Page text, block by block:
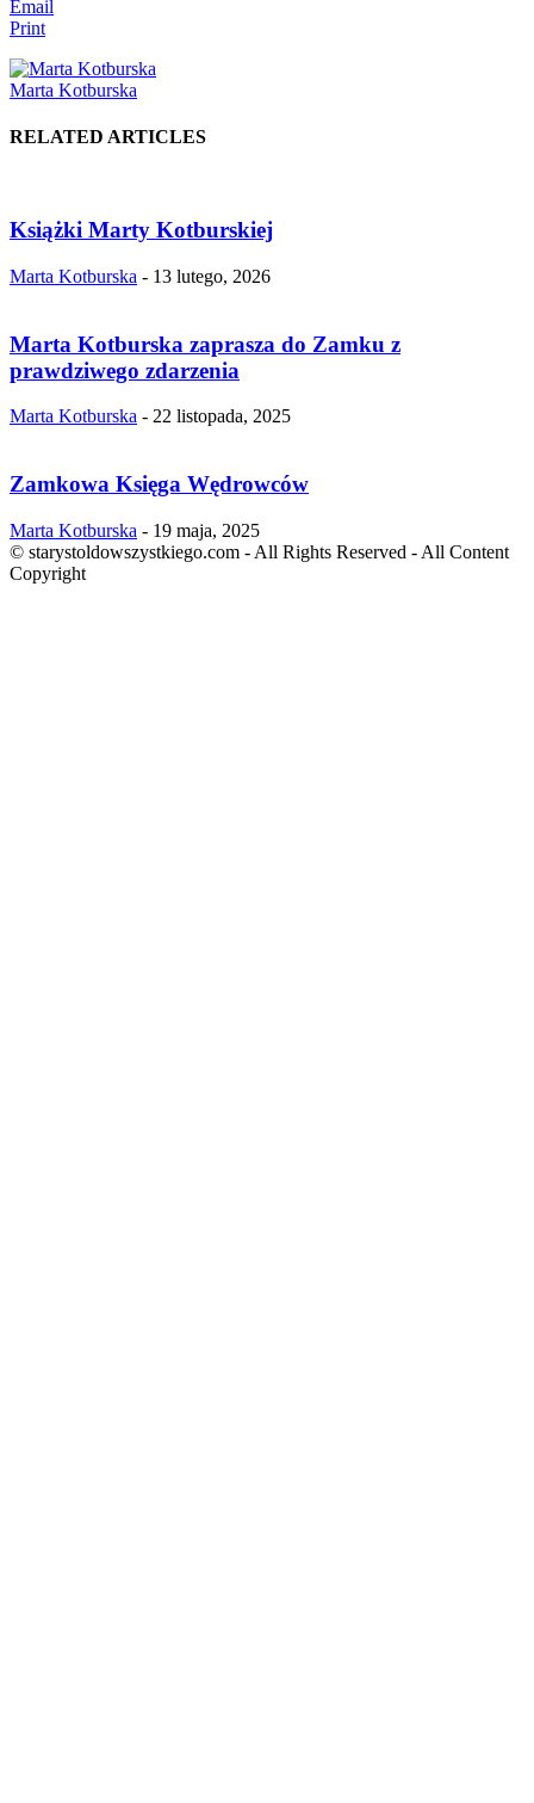
Email
Print
Marta Kotburska
RELATED ARTICLES
Książki Marty Kotburskiej
Marta Kotburska - 13 lutego, 2026
Marta Kotburska zaprasza do Zamku z
prawdziwego zdarzenia
Marta Kotburska - 22 listopada, 2025
Zamkowa Księga Wędrowców
Marta Kotburska - 19 maja, 2025
© starystoldowszystkiego.com - All Rights Reserved - All Content
Copyright